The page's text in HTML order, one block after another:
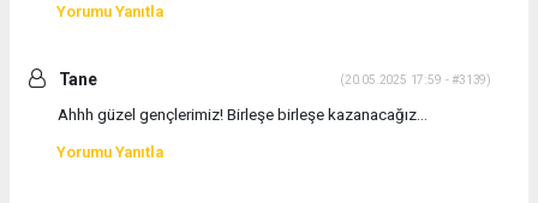
Yorumu Yanıtla
Tane (20.05.2025 17:59 - #3139)
Ahhh güzel gençlerimiz! Birleşe birleşe kazanacağız...
Yorumu Yanıtla